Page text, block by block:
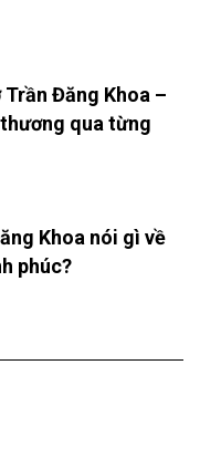
Trần Đăng Khoa –
qua từng
Khoa nói gì về
phúc?